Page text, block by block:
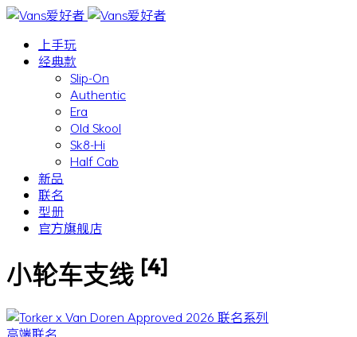
上手玩
经典款
Slip-On
Authentic
Era
Old Skool
Sk8-Hi
Half Cab
新品
联名
型册
官方旗舰店
小轮车支线 [4]
高端联名